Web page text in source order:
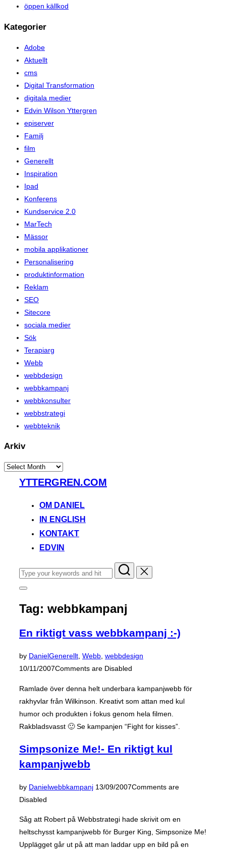
öppen källkod
Kategorier
Adobe
Aktuellt
cms
Digital Transformation
digitala medier
Edvin Wilson Yttergren
episerver
Familj
film
Generellt
Inspiration
Ipad
Konferens
Kundservice 2.0
MarTech
Mässor
mobila applikationer
Personalisering
produktinformation
Reklam
SEO
Sitecore
sociala medier
Sök
Terapiarg
Webb
webbdesign
webbkampanj
webbkonsulter
webbstrategi
webbteknik
Arkiv
Arkiv
YTTERGREN.COM
OM DANIEL
IN ENGLISH
KONTAKT
EDVIN
Search
for:
Toggle
&
navigation
Tag: webbkampanj
En riktigt vass webbkampanj :-)
by DanielGenerellt, Webb, webbdesign
10/11/2007Comments are Disabled
Ramlade över denna helt underbara kampanjwebb för
rakhyvlar från Wilkinson. Kreativt som attan med kul
humor och produkten i fokus genom hela filmen.
Rakbladsvasst 🙂 Se kampanjen “Fight for kisses”.
Simpsonize Me!- En riktigt kul
kampanjwebb
by DanielwebbkampanjPosted
13/09/2007Comments are
Disabled
Såg att Robert på Webbstrategi hade skrivit om en
heltschysst kampanjwebb för Burger King, Simpsonize Me!
Upplägget går ut på att man laddar upp en bild på en